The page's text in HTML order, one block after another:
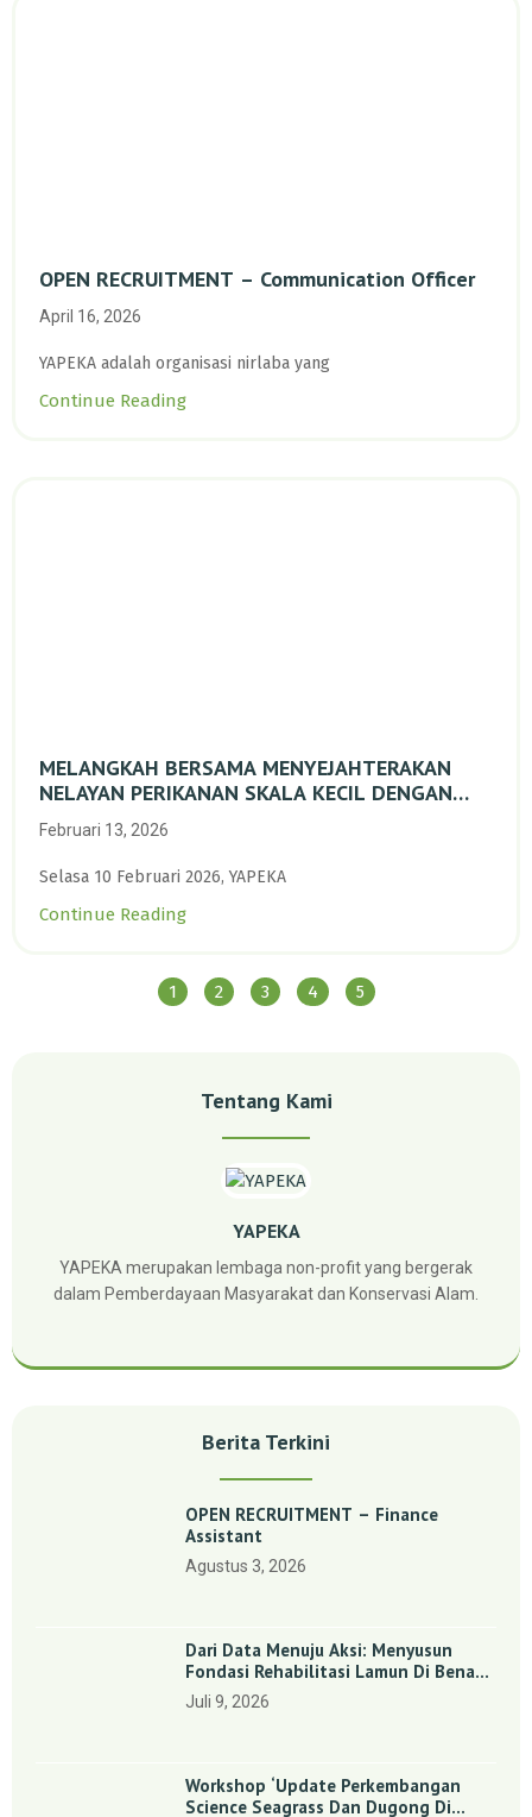
OPEN RECRUITMENT – Communication Officer
April 16, 2026
YAPEKA adalah organisasi nirlaba yang
Continue Reading
MELANGKAH BERSAMA MENYEJAHTERAKAN
NELAYAN PERIKANAN SKALA KECIL DENGAN
TRANSISI BERKELANJUTAN BERBASIS ALAM
Februari 13, 2026
Selasa 10 Februari 2026, YAPEKA
Continue Reading
1 2 3 4 5
Tentang Kami
YAPEKA
YAPEKA merupakan lembaga non-profit yang bergerak
dalam Pemberdayaan Masyarakat dan Konservasi Alam.
Berita Terkini
OPEN RECRUITMENT – Finance
Assistant
Agustus 3, 2026
Dari Data Menuju Aksi: Menyusun
Fondasi Rehabilitasi Lamun Di Benan
Dan Sebong Lagoi, Kepulauan Riau
Juli 9, 2026
Workshop ‘Update Perkembangan
Science Seagrass Dan Dugong Di